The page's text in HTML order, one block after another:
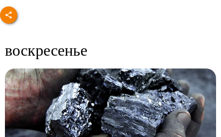
воскресенье